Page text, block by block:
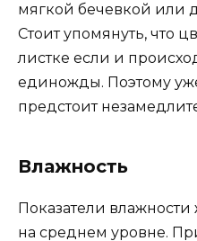
мягкой бечевкой или
Стоит упомянуть, что
листке если и
единожды. Поэтому
предстоит
Влажность
Показатели
на среднем уровне.